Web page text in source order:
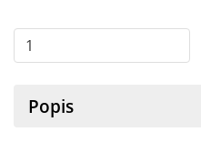
Popis